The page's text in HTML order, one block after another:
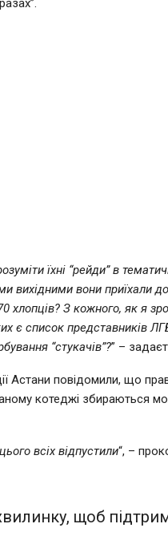
їхні “рейди” в
вихідними вони приїхали
З кожного, як я
є список представників
“стукачів”?” –
Астани повідомили, що
котеджі збираються
всіх відпустили“, –
щоб